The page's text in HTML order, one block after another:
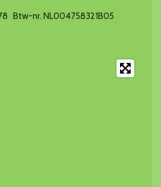
Btw-nr. NL004758321B05